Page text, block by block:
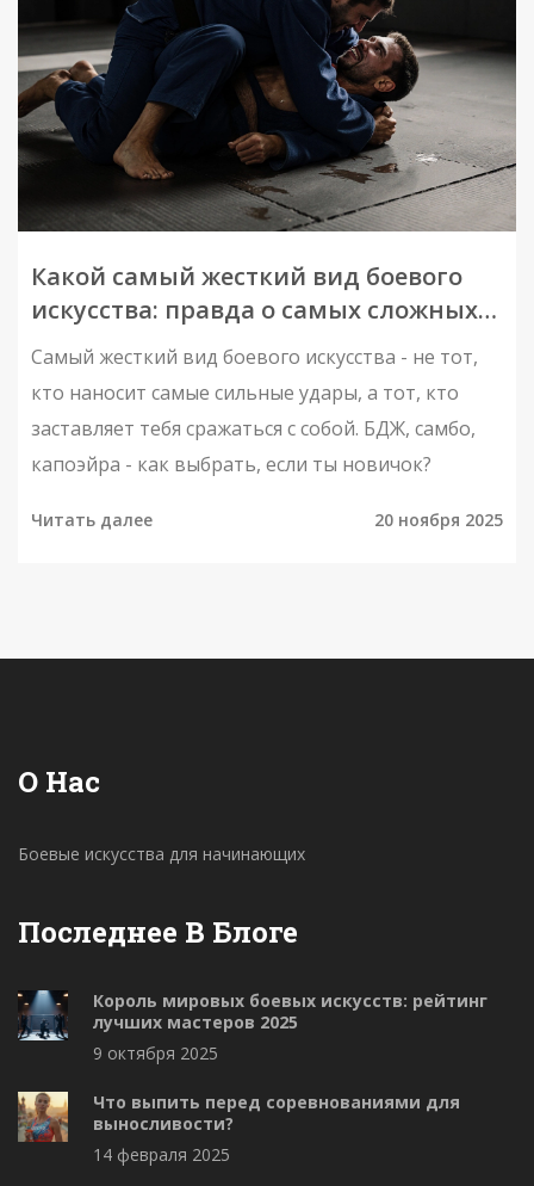
Какой самый жесткий вид боевого
искусства: правда о самых сложных
системах для начинающих
Самый жесткий вид боевого искусства - не тот,
кто наносит самые сильные удары, а тот, кто
заставляет тебя сражаться с собой. БДЖ, самбо,
капоэйра - как выбрать, если ты новичок?
Читать далее 20 ноября 2025
О Нас
Боевые искусства для начинающих
Последнее В Блоге
Король мировых боевых искусств: рейтинг
лучших мастеров 2025
9 октября 2025
Что выпить перед соревнованиями для
выносливости?
14 февраля 2025